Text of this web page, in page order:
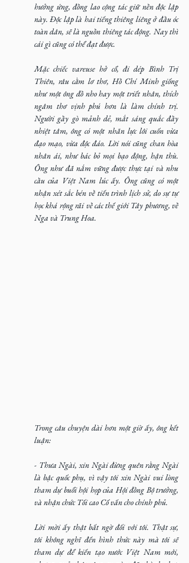
hưởng ứng, đồng lao cộng tác giữ nền độc lập
này. Độc lập là hai tiếng thiêng liêng ở đầu óc
toàn dân, sẽ là nguồn thiêng tác động. Nay thì
cái gì cũng có thể đạt được.
Mặc chiếc vareuse hở cổ, đi dép Bình Trị
Thiên, râu cằm lơ thơ, Hồ Chí Minh giống
như một ông đồ nho hay một triết nhân, thích
ngâm thơ vịnh phú hơn là làm chính trị.
Người gầy gò mảnh dẻ, mắt sáng quắc đầy
nhiệt tâm, ông có một nhãn lực lôi cuốn vừa
đạo mạo, vừa độc đáo. Lời nói cũng chan hòa
nhân ái, như bác bỏ mọi bạo động, hận thù.
Ông như đã nắm vững được thực tại và nhu
cầu của Việt Nam lúc ấy. Ông cũng có một
nhận xét sắc bén về tiến trình lịch sử, do sự tự
học khá rộng rãi về các thế giới Tây phương, về
Nga và Trung Hoa.
Trong câu chuyện dài hơn một giờ ấy, ông kết
luận:
- Thưa Ngài, xin Ngài đừng quên rằng Ngài
là bậc quốc phụ, vì vậy tôi xin Ngài vui lòng
tham dự buổi hội họp của Hội đồng Bộ trưởng,
và nhận chức Tối cao Cố vấn cho chính phủ.
Lời mời ấy thật bất ngờ đối với tôi. Thật sự,
tôi không nghĩ đến hình thức này mà tôi sẽ
tham dự để kiến tạo nước Việt Nam mới,